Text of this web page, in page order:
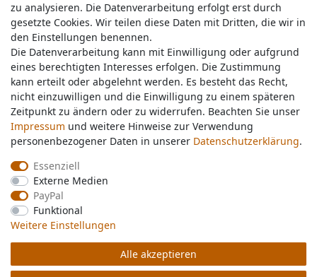
Service & Kontakt
Wünschen Sie einen Rückruf?
service@nawajo.de
Schreiben Sie uns:
service@nawajo.de
Durchschnittliche Bewertung von
Bewertungsgrundlage des Anbieters: 5 Verkaufs- und 3 Bewertungsplattformen
© Copyright 2026 nawajo.de | Alle Rechte vorbehalten.
zu analysieren. Die Datenverarbeitung erfolgt erst durch
gesetzte Cookies. Wir teilen diese Daten mit Dritten, die wir in
den Einstellungen benennen.
Die Datenverarbeitung kann mit Einwilligung oder aufgrund
eines berechtigten Interesses erfolgen. Die Zustimmung
kann erteilt oder abgelehnt werden. Es besteht das Recht,
nicht einzuwilligen und die Einwilligung zu einem späteren
Zeitpunkt zu ändern oder zu widerrufen. Beachten Sie unser
Impressum und weitere Hinweise zur Verwendung
personenbezogener Daten in unserer Daten­schutz­erklärung.
Essenziell
Externe Medien
PayPal
Funktional
Weitere Einstellungen
Alle akzeptieren
zu analysieren. Die Datenverarbeitung erfolgt erst durch
gesetzte Cookies. Wir teilen diese Daten mit Dritten, die wir in
den Einstellungen benennen.
Die Datenverarbeitung kann mit Einwilligung oder aufgrund
eines berechtigten Interesses erfolgen. Die Zustimmung
kann erteilt oder abgelehnt werden. Es besteht das Recht,
nicht einzuwilligen und die Einwilligung zu einem späteren
Zeitpunkt zu ändern oder zu widerrufen. Beachten Sie unser
Impressum und weitere Hinweise zur Verwendung
personenbezogener Daten in unserer Daten­schutz­erklärung.
Essenziell
Externe Medien
PayPal
Funktional
Weitere Einstellungen
Alle akzeptieren